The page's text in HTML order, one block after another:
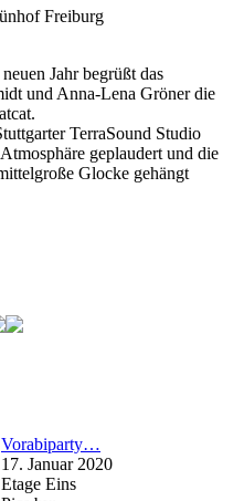
Freiburg
Jahr begrüßt das
und Anna-Lena Gröner die
TerraSound Studio
geplaudert und die
Glocke gehängt
Vorabiparty…
17. Januar 2020
Etage Eins